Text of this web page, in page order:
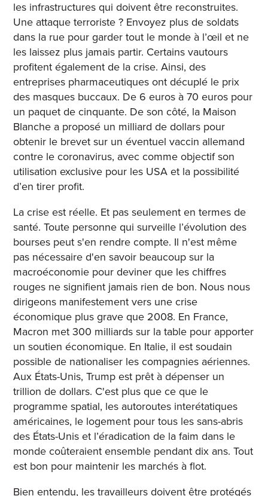
les infrastructures qui doivent être reconstruites.
Une attaque terroriste ? Envoyez plus de soldats
dans la rue pour garder tout le monde à l’œil et ne
les laissez plus jamais partir. Certains vautours
profitent également de la crise. Ainsi, des
entreprises pharmaceutiques ont décuplé le prix
des masques buccaux. De 6 euros à 70 euros pour
un paquet de cinquante. De son côté, la Maison
Blanche a proposé un milliard de dollars pour
obtenir le brevet sur un éventuel vaccin allemand
contre le coronavirus, avec comme objectif son
utilisation exclusive pour les USA et la possibilité
d’en tirer profit.
La crise est réelle. Et pas seulement en termes de
santé. Toute personne qui surveille l’évolution des
bourses peut s'en rendre compte. Il n'est même
pas nécessaire d'en savoir beaucoup sur la
macroéconomie pour deviner que les chiffres
rouges ne signifient jamais rien de bon. Nous nous
dirigeons manifestement vers une crise
économique plus grave que 2008. En France,
Macron met 300 milliards sur la table pour apporter
un soutien économique. En Italie, il est soudain
possible de nationaliser les compagnies aériennes.
Aux États-Unis, Trump est prêt à dépenser un
trillion de dollars. C'est plus que ce que le
programme spatial, les autoroutes interétatiques
américaines, le logement pour tous les sans-abris
des États-Unis et l’éradication de la faim dans le
monde coûteraient ensemble pendant dix ans. Tout
est bon pour maintenir les marchés à flot.
Bien entendu, les travailleurs doivent être protégés